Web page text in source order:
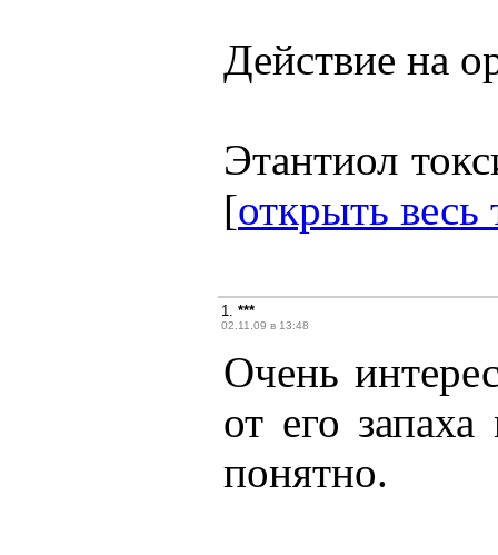
Действие на
Этантиол
[открыть весь
1. ***
02.11.09 в 13:48
Очень
от его
понятно.